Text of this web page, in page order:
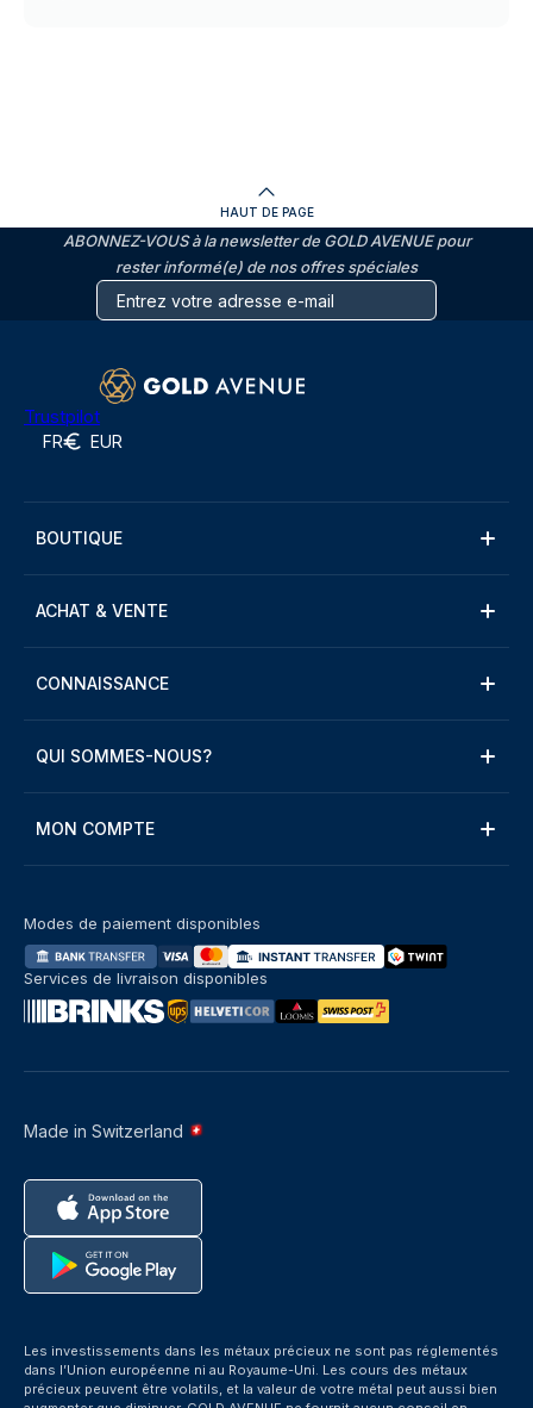
HAUT DE PAGE
ABONNEZ-VOUS à la newsletter de GOLD AVENUE pour
rester informé(e) de nos offres spéciales
Trustpilot
FR EUR
BOUTIQUE
ACHAT & VENTE
CONNAISSANCE
QUI SOMMES-NOUS?
MON COMPTE
Made in Switzerland
Modes de paiement disponibles
Services de livraison disponibles
Les investissements dans les métaux précieux ne sont pas réglementés
dans l’Union européenne ni au Royaume-Uni. Les cours des métaux
précieux peuvent être volatils, et la valeur de votre métal peut aussi bien